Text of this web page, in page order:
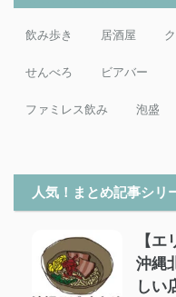
飲み歩き 居酒屋
せんべろ ビアバー
ファミレス飲み 泡盛
人気！まとめ記事シリ
【
沖縄
しい